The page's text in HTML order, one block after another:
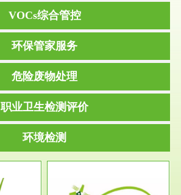
VOCs综合管控
环保管家服务
危险废物处理
职业卫生检测评价
环境检测